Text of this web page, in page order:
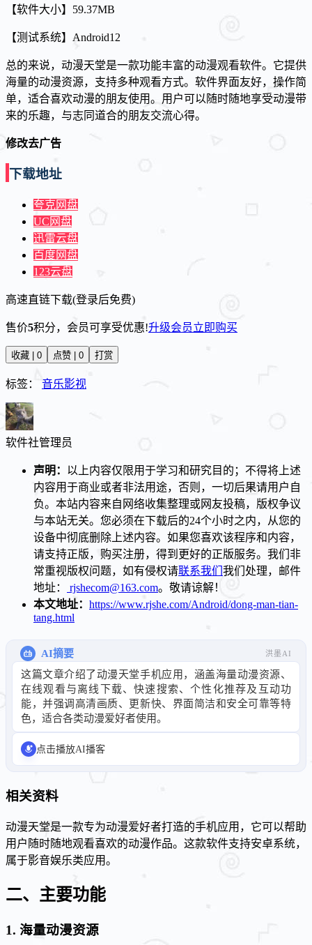
【软件大小】59.37MB
【测试系统】Android12
总的来说，动漫天堂是一款功能丰富的动漫观看软件。它提供
海量的动漫资源，支持多种观看方式。软件界面友好，操作简
单，适合喜欢动漫的朋友使用。用户可以随时随地享受动漫带
来的乐趣，与志同道合的朋友交流心得。
修改去广告
下载地址
夸克网盘
UC网盘
迅雷云盘
百度网盘
123云盘
高速直链下载(登录后免费)
售价5积分，会员可享受优惠!升级会员立即购买
收藏 | 0 点赞 | 0 打赏
标签： 音乐影视
软件社管理员
声明： 以上内容仅限用于学习和研究目的；不得将上述
内容用于商业或者非法用途，否则，一切后果请用户自
负。本站内容来自网络收集整理或网友投稿，版权争议
与本站无关。您必须在下载后的24个小时之内，从您的
设备中彻底删除上述内容。如果您喜欢该程序和内容，
请支持正版，购买注册，得到更好的正版服务。我们非
常重视版权问题，如有侵权请联系我们 我们处理，邮件
地址：
rjshecom@163.com。敬请谅解！
本文地址： https://www.rjshe.com/Android/dong-man-tian-
tang.html
AI摘要 洪墨AI
这篇文章介绍了动漫天堂手机应用，涵盖海量动漫资源、
在线观看与离线下载、快速搜索、个性化推荐及互动功
能，并强调高清画质、更新快、界面简洁和安全可靠等特
色，适合各类动漫爱好者使用。
点击播放AI播客
相关资料
动漫天堂是一款专为动漫爱好者打造的手机应用，它可以帮助
用户随时随地观看喜欢的动漫作品。这款软件支持安卓系统，
属于影音娱乐类应用。
二、主要功能
1. 海量动漫资源